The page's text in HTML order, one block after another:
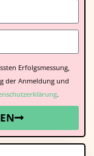
Erfolgsmessung,
der Anmeldung und
.